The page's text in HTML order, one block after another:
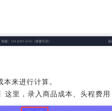
来进行计算。
里，录入商品成本、头程费用